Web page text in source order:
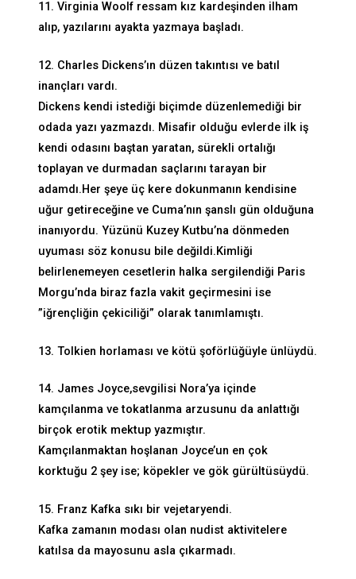
11. Virginia Woolf ressam kız kardeşinden ilham
alıp, yazılarını ayakta yazmaya başladı.
12. Charles Dickens’ın düzen takıntısı ve batıl
inançları vardı.
Dickens kendi istediği biçimde düzenlemediği bir
odada yazı yazmazdı. Misafir olduğu evlerde ilk iş
kendi odasını baştan yaratan, sürekli ortalığı
toplayan ve durmadan saçlarını tarayan bir
adamdı.Her şeye üç kere dokunmanın kendisine
uğur getireceğine ve Cuma’nın şanslı gün olduğuna
inanıyordu. Yüzünü Kuzey Kutbu’na dönmeden
uyuması söz konusu bile değildi.Kimliği
belirlenemeyen cesetlerin halka sergilendiği Paris
Morgu’nda biraz fazla vakit geçirmesini ise
”iğrençliğin çekiciliği” olarak tanımlamıştı.
13. Tolkien horlaması ve kötü şoförlüğüyle ünlüydü.
14. James Joyce,sevgilisi Nora’ya içinde
kamçılanma ve tokatlanma arzusunu da anlattığı
birçok erotik mektup yazmıştır.
Kamçılanmaktan hoşlanan Joyce’un en çok
korktuğu 2 şey ise; köpekler ve gök gürültüsüydü.
15. Franz Kafka sıkı bir vejetaryendi.
Kafka zamanın modası olan nudist aktivitelere
katılsa da mayosunu asla çıkarmadı.